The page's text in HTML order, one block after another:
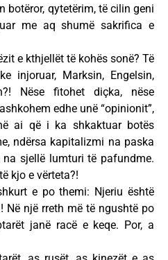
botëror, qytetërim, të cilin geni
me aq shumë sakrifica e
e kthjellët të kohës sonë? Të
injoruar, Marksin, Engelsin,
Nëse fitohet diçka, nëse
edhe unë “opinionit”,
ai që i ka shkaktuar botës
ndërsa kapitalizmi na paska
sjellë lumturi të pafundme.
kjo e vërteta?!
e po themi: Njeriu është
Në një rreth më të ngushtë po
janë racë e keqe. Por, a